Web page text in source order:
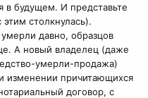
в будущем. И представьте
столкнулась).
давно, образцов
А новый владелец (даже
умерли-продажа)
изменении причитающихся
договор, с